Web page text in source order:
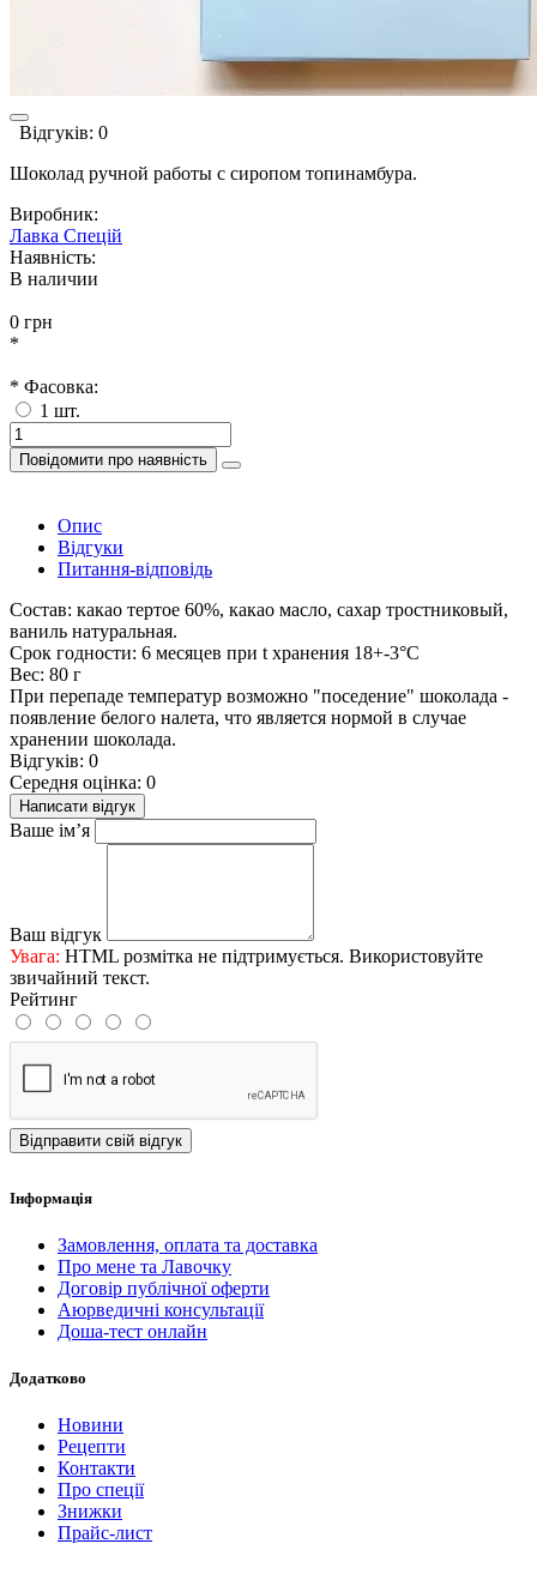
Відгуків: 0
Шоколад ручной работы с сиропом топинамбура.
Виробник:
Лавка Спецій
Наявність:
В наличии
0 грн
*
* Фасовка:
1 шт.
Повідомити про наявність
Опис
Відгуки
Питання-відповідь
Состав: какао тертое 60%, какао масло, сахар тростниковый,
ваниль натуральная.
Срок годности: 6 месяцев при t хранения 18+-3°С
Вес: 80 г
При перепаде температур возможно "поседение" шоколада -
появление белого налета, что является нормой в случае
хранении шоколада.
Відгуків: 0
Середня оцінка: 0
Написати відгук
Ваше ім’я
Ваш відгук
Увага: HTML розмітка не підтримується. Використовуйте
звичайний текст.
Рейтинг
Відправити свій відгук
Iнформація
Замовлення, оплата та доставка
Про мене та Лавочку
Договір публічної оферти
Аюрведичні консультації
Доша-тест онлайн
Додатково
Новини
Рецепти
Контакти
Про спеції
Знижки
Прайс-лист